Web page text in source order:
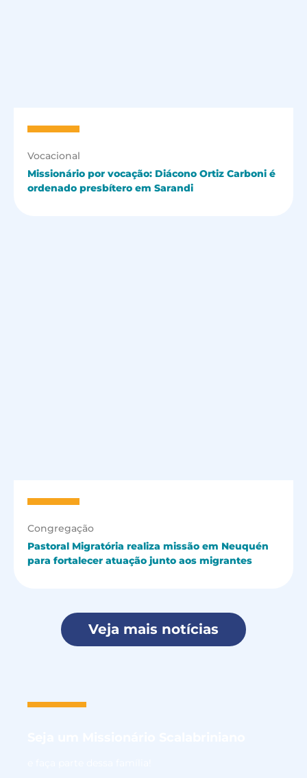
Vocacional
Missionário por vocação: Diácono Ortiz Carboni é
ordenado presbítero em Sarandi
Congregação
Pastoral Migratória realiza missão em Neuquén
para fortalecer atuação junto aos migrantes
Veja mais notícias